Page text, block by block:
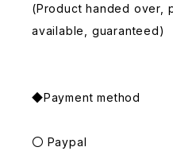
(Product handed over,
available, guaranteed)
◆Payment method
〇 Paypal